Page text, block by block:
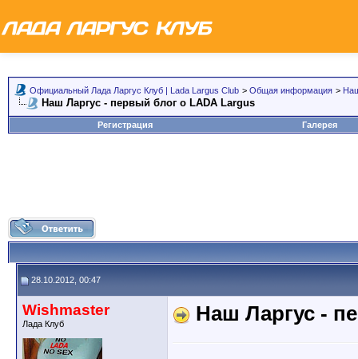
Официальный Лада Ларгус Клуб | Lada Largus Club > Общая информация >
Наш Ларгус - первый блог о LADA Largus
Регистрация Галерея
28.10.2012, 00:47
Wishmaster
Лада Клуб Наш Ларгус -